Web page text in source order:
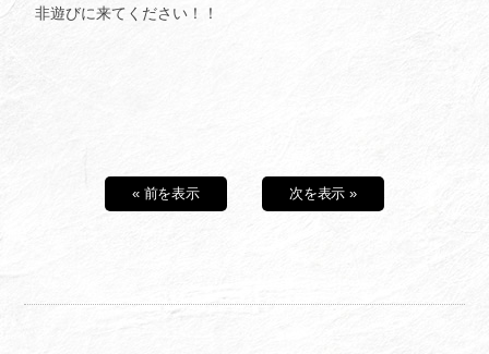
非遊びに来てください！！
« 前を表示 次を表示 »